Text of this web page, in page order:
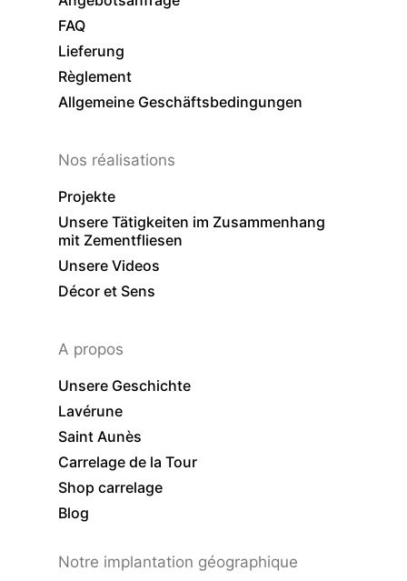
FAQ
Lieferung
Règlement
Allgemeine Geschäftsbedingungen
Nos réalisations
Projekte
Unsere Tätigkeiten im Zusammenhang
mit Zementfliesen
Unsere Videos
Décor et Sens
A propos
Unsere Geschichte
Lavérune
Saint Aunès
Carrelage de la Tour
Shop carrelage
Blog
Notre implantation géographique